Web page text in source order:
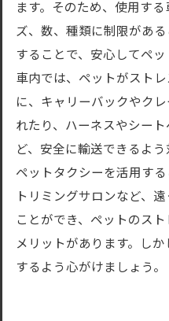
ます。そのため、使用す
ズ、数、種類に制限があ
することで、安心してペッ
車内では、ペットがスト
に、キャリーバックやク
れたり、ハーネスやシー
ど、安全に輸送できるよう
ペットタクシーを活用する
トリミングサロンなど、
ことができ、ペットのス
メリットがあります。し
するよう心がけましょう。